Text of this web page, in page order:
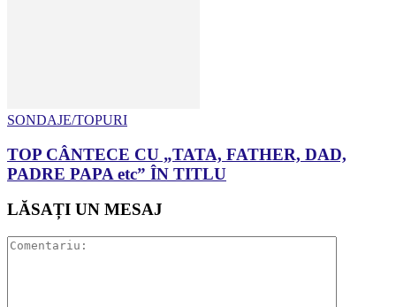
SONDAJE/TOPURI
TOP CÂNTECE CU „TATA, FATHER, DAD,
PADRE PAPA etc” ÎN TITLU
LĂSAȚI UN MESAJ